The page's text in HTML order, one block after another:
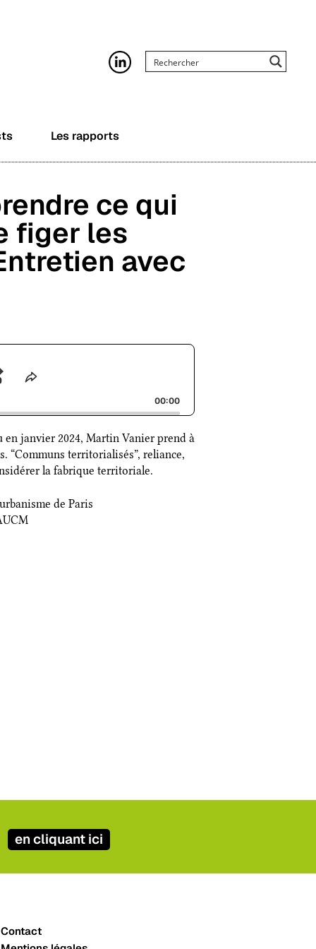
Les rapports
ce qui
figer les
avec
Share
Episode
00:00
en janvier 2024, Martin Vanier prend à
“Communs territorialisés”, reliance,
la fabrique territoriale.
de Paris
en cliquant ici
Contact